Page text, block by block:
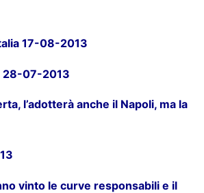
17-08-2013
28-07-2013
l’adotterà anche il Napoli, ma la
vinto le curve responsabili e il